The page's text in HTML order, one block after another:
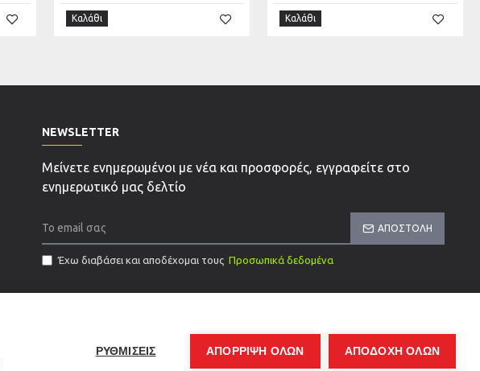
Καλάθι Καλάθι
NEWSLETTER
Μείνετε ενημερωμένοι με νέα και προσφορές, εγγραφείτε στο
ενημερωτικό μας δελτίο
ΑΠΟΣΤΟΛΉ
Έχω διαβάσει και αποδέχομαι τους Προσωπικά δεδομένα
ΡΥΘΜΙΣΕΙΣ ΑΠΌΡΡΙΨΗ ΌΛΩΝ ΑΠΟΔΟΧΗ ΟΛΩΝ